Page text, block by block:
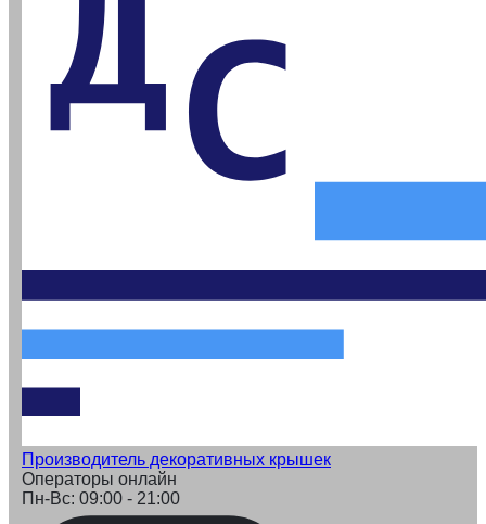
Производитель декоративных крышек
Операторы онлайн
Пн-Вс: 09:00 - 21:00